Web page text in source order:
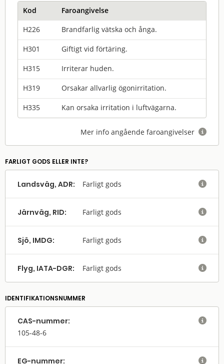
Kod
Faroangivelse
H226
Brandfarlig vätska och ånga.
H301 Giftigt vid förtäring.
H315 Irriterar huden.
H319 Orsakar allvarlig ögonirritation.
H335 Kan orsaka irritation i luftvägarna.
Mer info angående faroangivelser 
FARLIGT GODS ELLER INTE?
Landsväg, ADR: Farligt gods 
Järnväg, RID: Farligt gods 
Sjö, IMDG: Farligt gods 
Flyg, IATA-DGR: Farligt gods 
IDENTIFIKATIONSNUMMER
CAS-nummer:
105-48-6

EG-nummer: 